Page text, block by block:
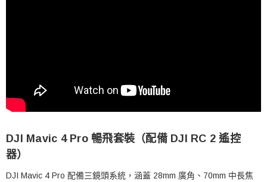
DJI Mavic 4 Pro 暢飛套裝（配備 DJI RC 2 遙控
器）
DJI Mavic 4 Pro 配備三鏡頭系統，涵蓋 28mm 廣角、70mm 中長焦